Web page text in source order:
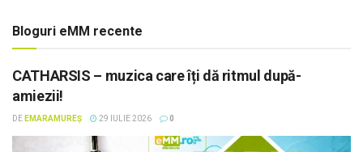
Bloguri eMM recente
CATHARSIS – muzica care îți dă ritmul după-
amiezii!
DE EMARAMUREȘ 29 IULIE 2026 0